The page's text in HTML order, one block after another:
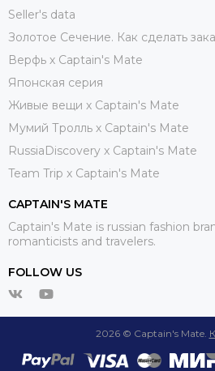
Seller's data
Золотое Сечение. Как сделать
Верфь х Captain's Mate
Японская серия
Живые вещи х Captain's Mate
Мумий Тролль х Сaptain's Mate
RussiaDiscovery x Captain's Mate
Team Trip x Captain's Mate
CAPTAIN'S MATE
Captain's Mate is russian fashion
romanticists and travelers.
FOLLOW US
2026 © Captain's Mate.